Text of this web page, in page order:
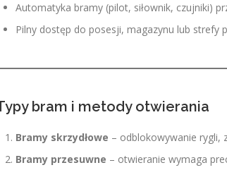
Automatyka bramy (pilot, siłownik, czujniki)
Pilny dostęp do posesji, magazynu lub strefy
bram i metody otwierania
Bramy skrzydłowe – odblokowywanie rygli,
Bramy przesuwne – otwieranie wymaga